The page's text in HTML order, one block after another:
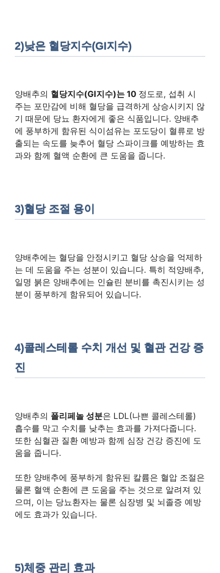
2)낮은 혈당지수(GI지수)
양배추의 혈당지수(GI지수)는 10 정도로, 섭취 시
주는 포만감에 비해 혈당을 급격하게 상승시키지 않
기 때문에 당뇨 환자에게 좋은 식품입니다. 양배추
에 풍부하게 함유된 식이섬유는 포도당이 혈류로 방
출되는 속도를 늦추어 혈당 스파이크를 예방하는 효
과와 함께 혈액 순환에 큰 도움을 줍니다.
3)혈당 조절 용이
양배추에는 혈당을 안정시키고 혈당 상승을 억제하
는 데 도움을 주는 성분이 있습니다. 특히 적양배추,
일명 붉은 양배추에는 인슐린 분비를 촉진시키는 성
분이 풍부하게 함유되어 있습니다.
4)콜레스테롤 수치 개선 및 혈관 건강 증
진
양배추의 폴리페놀 성분은 LDL(나쁜 콜레스테롤)
흡수를 막고 수치를 낮추는 효과를 가져다줍니다.
또한 심혈관 질환 예방과 함께 심장 건강 증진에 도
움을 줍니다.
또한 양배추에 풍부하게 함유된 칼륨은 혈압 조절은
물론 혈액 순환에 큰 도움을 주는 것으로 알려져 있
으며, 이는 당뇨환자는 물론 심장병 및 뇌졸증 예방
에도 효과가 있습니다.
5)체중 관리 효과